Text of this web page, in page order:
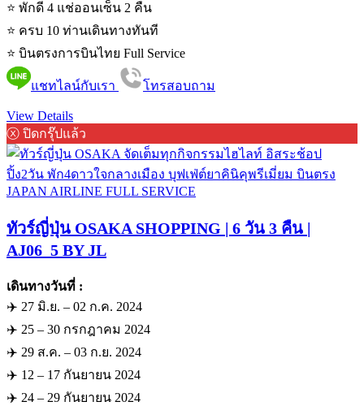
⭐️ พักดี 4 แช่ออนเซ็น 2 คืน
⭐️ ครบ 10 ท่านเดินทางทันที
⭐️ บินตรงการบินไทย Full Service
แชทไลน์กับเรา โทรสอบถาม
View Details
ⓧ ปิดกรุ๊ปแล้ว
ทัวร์ญี่ปุ่น OSAKA SHOPPING | 6 วัน 3 คืน |
AJ06_5 BY JL
เดินทางวันที่ :
✈️ 27 มิ.ย. – 02 ก.ค. 2024
✈️ 25 – 30 กรกฎาคม 2024
✈️ 29 ส.ค. – 03 ก.ย. 2024
✈️ 12 – 17 กันยายน 2024
✈️ 24 – 29 กันยายน 2024